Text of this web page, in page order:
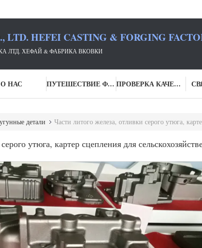
LTD. HEFEI CASTING & FORGING
ЛТД. ХЕФАЙ & ФАБРИКА ВКОВКИ
О НАС ПУТЕШЕСТВИЕ ФАБРИКИ ПРОВЕРКА КАЧЕСТВА
детали Части литого железа, отливки серого утюга, картер
утюга, картер сцепления для